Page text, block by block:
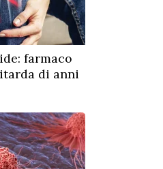
farmaco
di anni